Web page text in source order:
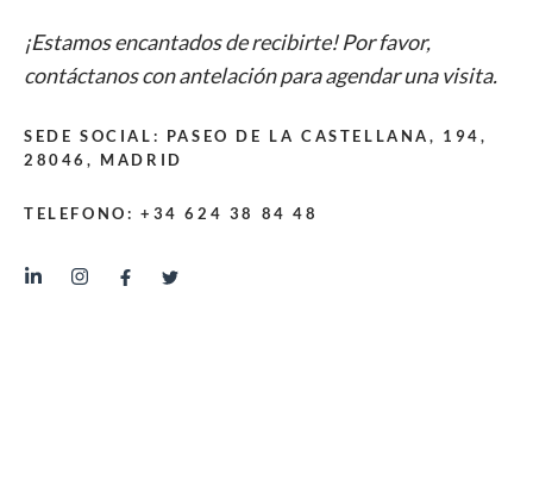
¡Estamos encantados de recibirte! Por favor,
contáctanos con antelación para agendar una visita.
SEDE SOCIAL: PASEO DE LA CASTELLANA, 194,
28046, MADRID
TELEFONO: +34 624 38 84 48